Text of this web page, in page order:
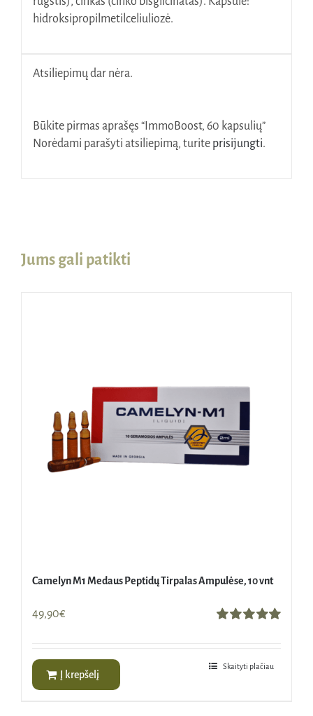
hidroksipropilmetilceliuliozė.
Atsiliepimų dar nėra.
Būkite pirmas aprašęs “ImmoBoost, 60 kapsulių”
Norėdami parašyti atsiliepimą, turite prisijungti.
Jums gali patikti
Camelyn M1 Medaus Peptidų Tirpalas Ampulėse, 10 vnt
49,90€
Į krepšelį
Skaityti plačiau